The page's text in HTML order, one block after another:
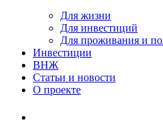
Для жизни
Для инвестиций
Для проживания и
Инвестиции
ВНЖ
Статьи и новости
О проекте